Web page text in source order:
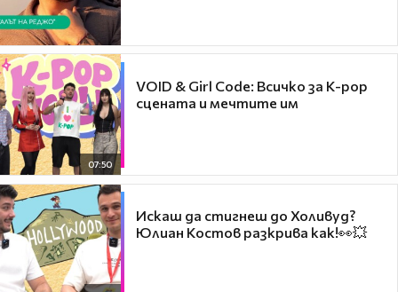
07:50
VOID & Girl Code: Всичко за K-pop
сцената и мечтите им
Искаш да стигнеш до Холивуд?
Юлиан Костов разкрива как!👀💥